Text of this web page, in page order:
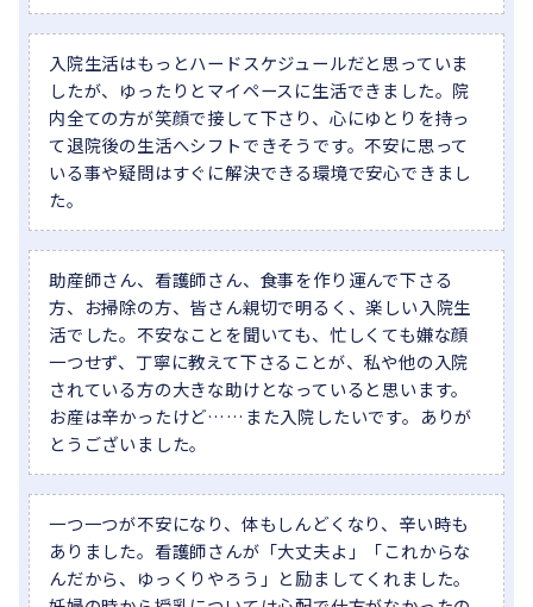
入院生活はもっとハードスケジュールだと思っていま
したが、ゆったりとマイペースに生活できました。院
内全ての方が笑顔で接して下さり、心にゆとりを持っ
て退院後の生活へシフトできそうです。不安に思って
いる事や疑問はすぐに解決できる環境で安心できまし
た。
助産師さん、看護師さん、食事を作り運んで下さる
方、お掃除の方、皆さん親切で明るく、楽しい入院生
活でした。不安なことを聞いても、忙しくても嫌な顔
一つせず、丁寧に教えて下さることが、私や他の入院
されている方の大きな助けとなっていると思います。
お産は辛かったけど……また入院したいです。ありが
とうございました。
一つ一つが不安になり、体もしんどくなり、辛い時も
ありました。看護師さんが「大丈夫よ」「これからな
んだから、ゆっくりやろう」と励ましてくれました。